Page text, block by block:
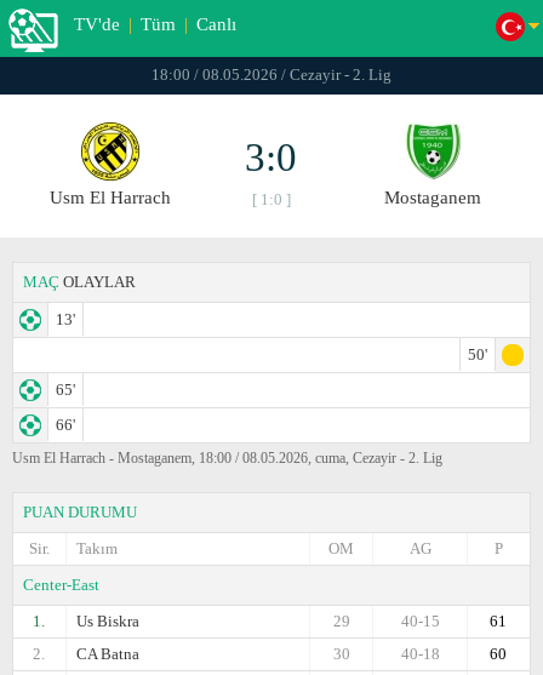
TV'de | Tüm | Canlı
18:00 / 08.05.2026 / Cezayir - 2. Lig
Usm El Harrach
3:0
[ 1:0 ] Mostaganem
MAÇ OLAYLAR
13'
50'
65'
66'
Usm El Harrach - Mostaganem, 18:00 / 08.05.2026, cuma, Cezayir - 2. Lig
PUAN DURUMU
Sir.
Takım P
AG
OM
Center-East
1.
Us Biskra 61
40-15
29
2.
CA Batna 60
40-18
30